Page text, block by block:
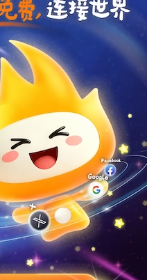
支持
速器
雷霆加速
狂飙加速器
网
老王vqn加速
器
旋风加速
加速器
quickq
好用 飞驰加速器